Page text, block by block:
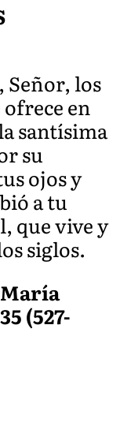
Señor, los
en
santísima
su
ojos y
a tu
que vive y
siglos.
(527-